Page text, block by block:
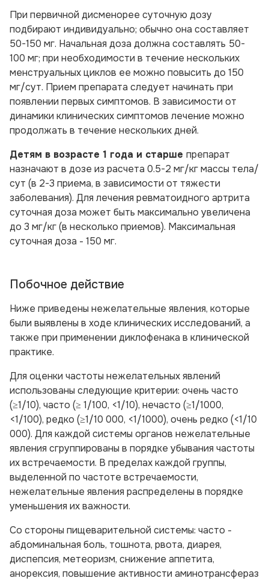
При первичной дисменорее суточную дозу
подбирают индивидуально; обычно она составляет
50-150 мг. Начальная доза должна составлять 50-
100 мг; при необходимости в течение нескольких
менструальных циклов ее можно повысить до 150
мг/сут. Прием препарата следует начинать при
появлении первых симптомов. В зависимости от
динамики клинических симптомов лечение можно
продолжать в течение нескольких дней.
Детям в возрасте 1 года и старше препарат
назначают в дозе из расчета 0.5-2 мг/кг массы тела/
сут (в 2-3 приема, в зависимости от тяжести
заболевания). Для лечения ревматоидного артрита
суточная доза может быть максимально увеличена
до 3 мг/кг (в несколько приемов). Максимальная
суточная доза - 150 мг.
Побочное действие
Ниже приведены нежелательные явления, которые
были выявлены в ходе клинических исследований, а
также при применении диклофенака в клинической
практике.
Для оценки частоты нежелательных явлений
использованы следующие критерии: очень часто
(≥1/10), часто (≥ 1/100, <1/10), нечасто (≥1/1000,
<1/100), редко (≥1/10 000, <1/1000), очень редко (<1/10
000). Для каждой системы органов нежелательные
явления сгруппированы в порядке убывания частоты
их встречаемости. В пределах каждой группы,
выделенной по частоте встречаемости,
нежелательные явления распределены в порядке
уменьшения их важности.
Со стороны пищеварительной системы: часто -
абдоминальная боль, тошнота, рвота, диарея,
диспепсия, метеоризм, снижение аппетита,
анорексия, повышение активности аминотрансфераз